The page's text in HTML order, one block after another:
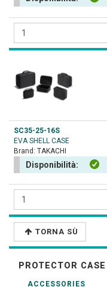
SC35-25-16S
EVA SHELL CASE
Brand: TAKACHI
Disponibilità:
TORNA SÙ
PROTECTOR CASE
ACCESSORIES